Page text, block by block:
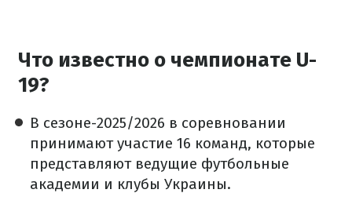
Что известно о чемпионате U-
19?
В сезоне-2025/2026 в соревновании
принимают участие 16 команд, которые
представляют ведущие футбольные
академии и клубы Украины.